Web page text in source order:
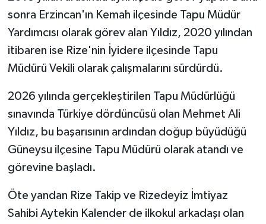
sonra Erzincan'ın Kemah ilçesinde Tapu Müdür
Yardımcısı olarak görev alan Yıldız, 2020 yılından
itibaren ise Rize'nin İyidere ilçesinde Tapu
Müdürü Vekili olarak çalışmalarını sürdürdü.
2026 yılında gerçekleştirilen Tapu Müdürlüğü
sınavında Türkiye dördüncüsü olan Mehmet Ali
Yıldız, bu başarısının ardından doğup büyüdüğü
Güneysu ilçesine Tapu Müdürü olarak atandı ve
görevine başladı.
Öte yandan Rize Takip ve Rizedeyiz İmtiyaz
Sahibi Aytekin Kalender de ilkokul arkadaşı olan